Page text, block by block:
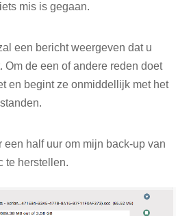
mis is gegaan.
een bericht weergeven dat u
Om de een of andere reden doet
en begint ze onmiddellijk met het
een half uur om mijn back-up van
te herstellen.